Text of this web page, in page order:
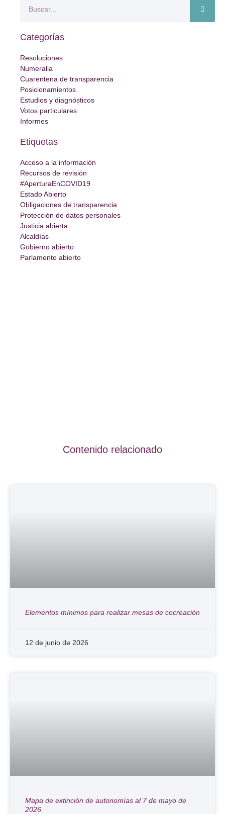
Categorías
Resoluciones
Numeralia
Cuarentena de transparencia
Posicionamientos
Estudios y diagnósticos
Votos particulares
Informes
Etiquetas
Acceso a la información
Recursos de revisión
#AperturaEnCOVID19
Estado Abierto
Obligaciones de transparencia
Protección de datos personales
Justicia abierta
Alcaldías
Gobierno abierto
Parlamento abierto
Contenido relacionado
Elementos mínimos para realizar mesas de cocreación
12 de junio de 2026
Mapa de extinción de autonomías al 7 de mayo de
2026